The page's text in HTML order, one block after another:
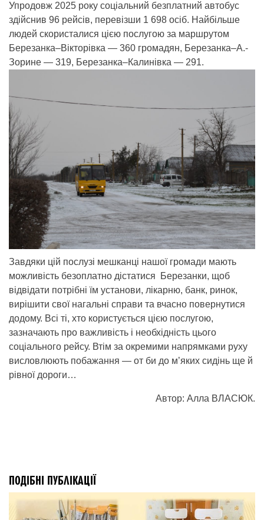
Упродовж 2025 року соціальний безплатний автобус
здійснив 96 рейсів, перевізши 1 698 осіб. Найбільше
людей скористалися цією послугою за маршрутом
Березанка–Вікторівка — 360 громадян, Березанка–А.-
Зорине — 319, Березанка–Калинівка — 291.
Завдяки цій послузі мешканці нашої громади мають
можливість безоплатно дістатися Березанки, щоб
відвідати потрібні їм установи, лікарню, банк, ринок,
вирішити свої нагальні справи та вчасно повернутися
додому. Всі ті, хто користується цією послугою,
зазначають про важливість і необхідність цього
соціального рейсу. Втім за окремими напрямками руху
висловлюють побажання — от би до м’яких сидінь ще й
рівної дороги…
Автор: Алла ВЛАСЮК.
ПОДІБНІ ПУБЛІКАЦІЇ